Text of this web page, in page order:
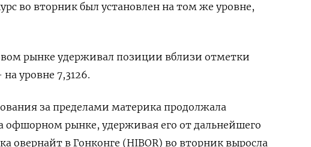
во вторник был установлен на том же уровне,
рынке удерживал позиции вблизи отметки
уровне 7,3126.
за пределами материка продолжала
офшорном рынке, удерживая его от дальнейшего
овернайт в Гонконге (HIBOR) во вторник выросла